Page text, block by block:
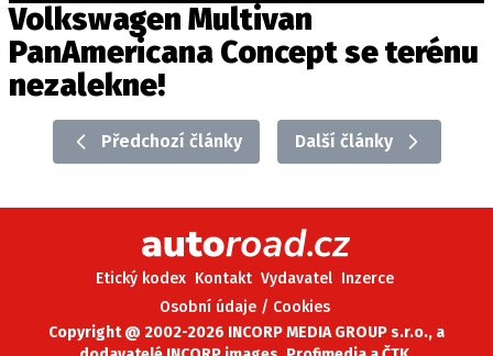
Volkswagen Multivan
PanAmericana Concept se terénu
nezalekne!
Předchozí články Další články
Etický kodex Kontakt Vydavatel Inzerce
Osobní údaje / Cookies
Copyright @ 2002-2026 INCORP MEDIA GROUP s.r.o., a